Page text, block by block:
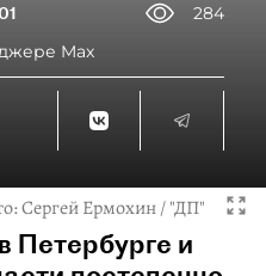
284
Max
Сергей Ермохин / "ДП"
Петербурге и